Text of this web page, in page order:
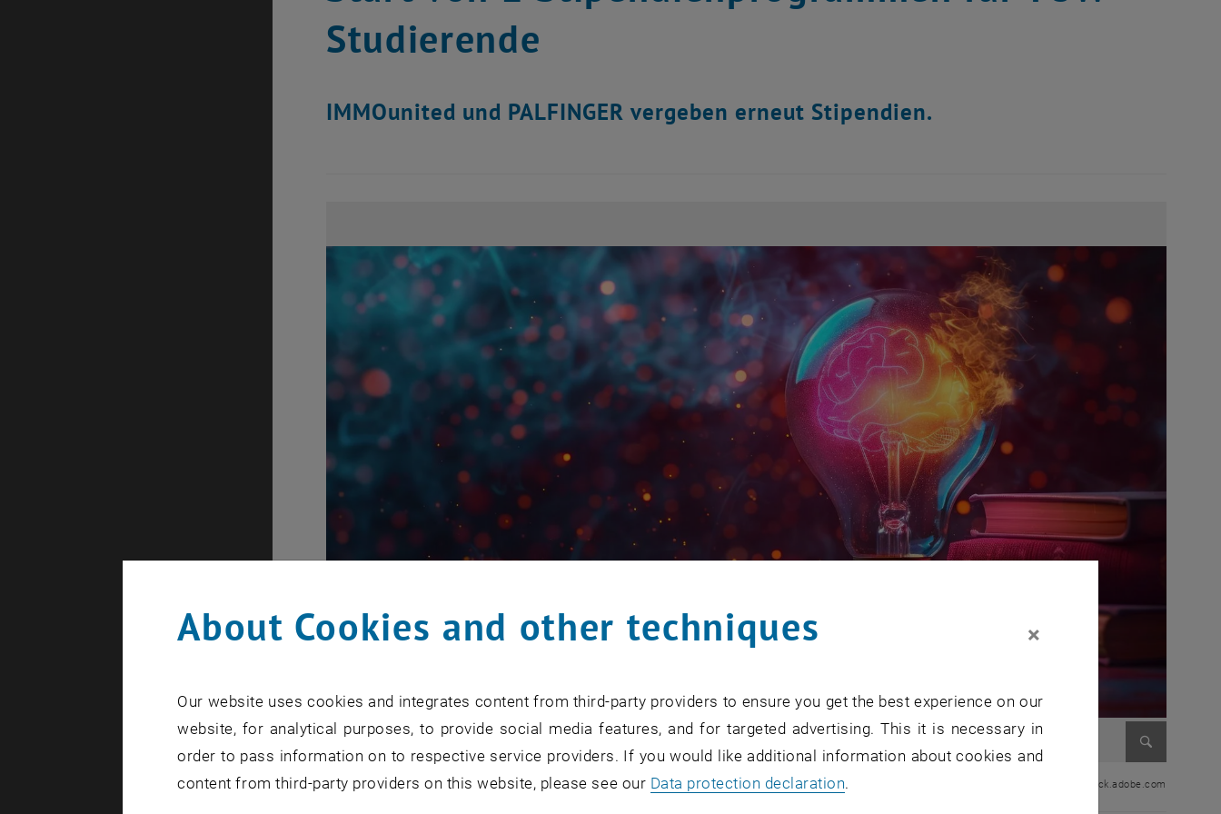
Studierende
IMMOunited und PALFINGER vergeben erneut Stipendien.
© Tuong, stock.adobe.com
About Cookies and other techniques ×
Our website uses cookies and integrates content from third-party providers to ensure you get the best experience on our
website, for analytical purposes, to provide social media features, and for targeted advertising. This it is necessary in
order to pass information on to respective service providers. If you would like additional information about cookies and
content from third-party providers on this website, please see our Data protection declaration.